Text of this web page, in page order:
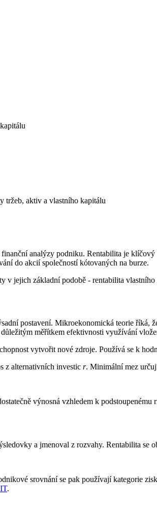
tržeb, aktiv a vlastního kapitálu
analýzy podniku. Rentabilita je
do akcií společností kótovaných na burze.
v jejich základní podobě - rentabilita
postavení. Mikroekonomická teorie
měřítkem efektivnosti využívání
vytvořit nové zdroje. Používá se k
z alternativních investic r. Minimální mez
výnosná vzhledem k
a jmenoval z rozvahy. Rentabilita se
srovnání se pak používají kategorie
.